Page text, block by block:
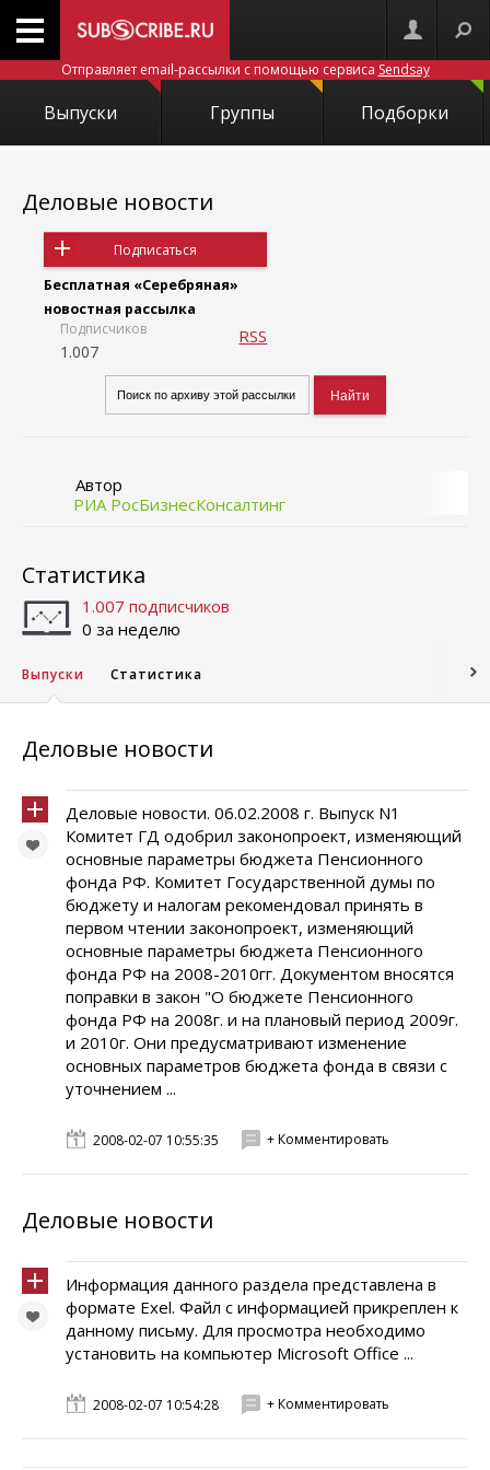
Отправляет email-рассылки с помощью сервиса Sendsay
Выпуски Группы Подборки
Деловые новости
Подписаться
Бесплатная «Серебряная»
новостная рассылка
Подписчиков
1.007
RSS
Автор
РИА РосБизнесКонсалтинг
Статистика
1.007 подписчиков
0 за неделю
Выпуски Статистика
Деловые новости
Деловые новости. 06.02.2008 г. Выпуск N1
Комитет ГД одобрил законопроект, изменяющий
основные параметры бюджета Пенсионного
фонда РФ. Комитет Государственной думы по
бюджету и налогам рекомендовал принять в
первом чтении законопроект, изменяющий
основные параметры бюджета Пенсионного
фонда РФ на 2008-2010гг. Документом вносятся
поправки в закон "О бюджете Пенсионного
фонда РФ на 2008г. и на плановый период 2009г.
и 2010г. Они предусматривают изменение
основных параметров бюджета фонда в связи с
уточнением ...
2008-02-07 10:55:35 + Комментировать
Деловые новости
Информация данного раздела представлена в
формате Exel. Файл с информацией прикреплен к
данному письму. Для просмотра необходимо
установить на компьютер Microsoft Office ...
2008-02-07 10:54:28 + Комментировать